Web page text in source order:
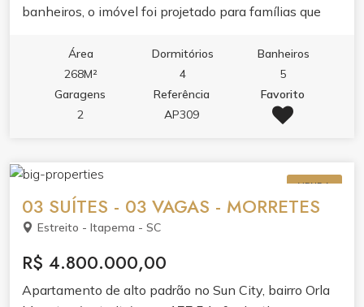
banheiros, o imóvel foi projetado para famílias que
com sala de estar e jantar, junto à sacada com
churrasqueira e varanda, cria ambientes perfeitos
para receber. A cozinha planejada em porcelanato e o
apartamento bem mobiliado refletem acabamento de
academia, salão de festas, espaço gourmet, sala de
jogos e brinquedoteca. Tudo para transformar sua
rotina em experiência.
Área
268M²
Dormitórios
4
Banheiros
5
Garagens
2
Referência
AP309
Favorito
VENDA
03 SUÍTES - 03 VAGAS - MORRETES
Estreito - Itapema - SC
R$ 4.800.000,00
Apartamento de alto padrão no Sun City, bairro Orla